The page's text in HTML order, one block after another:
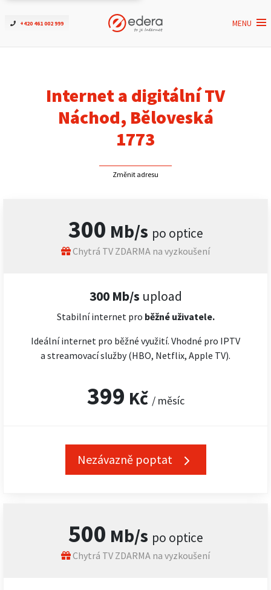
+420 461 002 999 MENU
Ověřit dostupnost
ČEZNET TV
Internet a digitální TV
Náchod, Běloveská
1773
Změnit adresu
300 Mb/s po optice
Chytrá TV ZDARMA na vyzkoušení
300 Mb/s upload
Stabilní internet pro běžné uživatele.
Ideální internet pro běžné využití. Vhodné pro IPTV
a streamovací služby (HBO, Netflix, Apple TV).
399 Kč / měsíc
Nezávazně poptat
500 Mb/s po optice
Chytrá TV ZDARMA na vyzkoušení